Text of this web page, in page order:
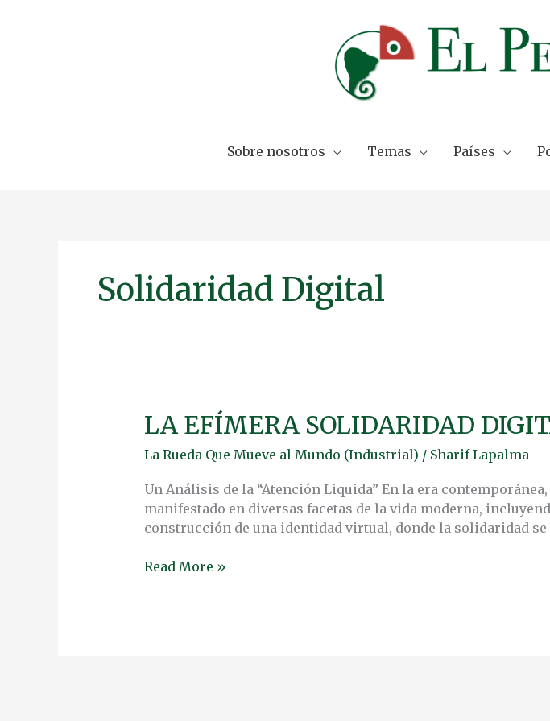
Sobre nosotros Temas Países
Solidaridad Digital
LA EFÍMERA SOLIDARIDAD
La Rueda Que Mueve al Mundo (Industrial) / Sharif Lapalma
Un Análisis de la “Atención Liquida” En la era
manifestado en diversas facetas de la vida moderna,
construcción de una identidad virtual, donde la solidaridad
LA
EFÍMERA
SOLIDARIDAD
Read More »